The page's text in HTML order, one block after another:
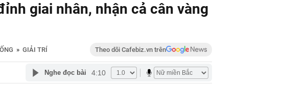
giai nhân, nhận cả cân vàng
» GIẢI TRÍ Theo dõi Cafebiz.vn trên
Nghe đọc bài 4:10